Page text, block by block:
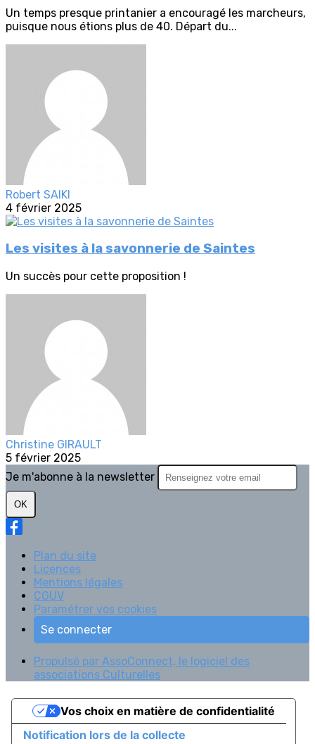
Un temps presque printanier a encouragé les marcheurs,
puisque nous étions plus de 40. Départ du...
Robert SAIKI
4 février 2025
Les visites à la savonnerie de Saintes
Un succès pour cette proposition !
Christine GIRAULT
5 février 2025
Je m'abonne à la newsletter
OK
Plan du site
Licences
Mentions légales
CGUV
Paramétrer vos cookies
Se connecter
Propulsé par AssoConnect, le logiciel des
associations Culturelles
Notification lors de la collecte
Vos choix en matière de confidentialité